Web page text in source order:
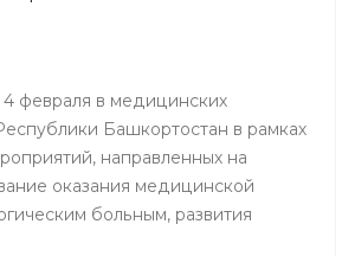
февраля в медицинских
Башкортостан в рамках
направленных на
оказания медицинской
больным, развития